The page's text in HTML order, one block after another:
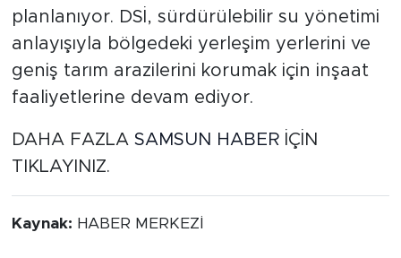
planlanıyor. DSİ, sürdürülebilir su yönetimi
anlayışıyla bölgedeki yerleşim yerlerini ve
geniş tarım arazilerini korumak için inşaat
faaliyetlerine devam ediyor.
DAHA FAZLA SAMSUN HABERİÇİN
TIKLAYINIZ.
Kaynak: HABER MERKEZİ